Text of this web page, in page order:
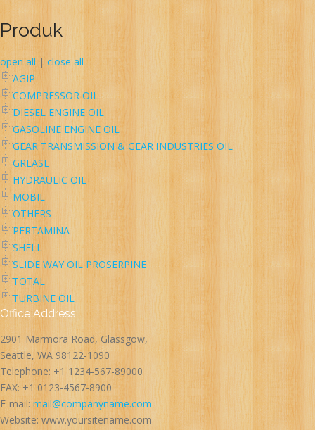
Produk
open all | close all
AGIP
COMPRESSOR OIL
DIESEL ENGINE OIL
GASOLINE ENGINE OIL
GEAR TRANSMISSION & GEAR INDUSTRIES OIL
GREASE
HYDRAULIC OIL
MOBIL
OTHERS
PERTAMINA
SHELL
SLIDE WAY OIL PROSERPINE
TOTAL
TURBINE OIL
Office Address
2901 Marmora Road, Glassgow,
Seattle, WA 98122-1090
Telephone: +1 1234-567-89000
FAX: +1 0123-4567-8900
E-mail: mail@companyname.com
Website: www.yoursitename.com